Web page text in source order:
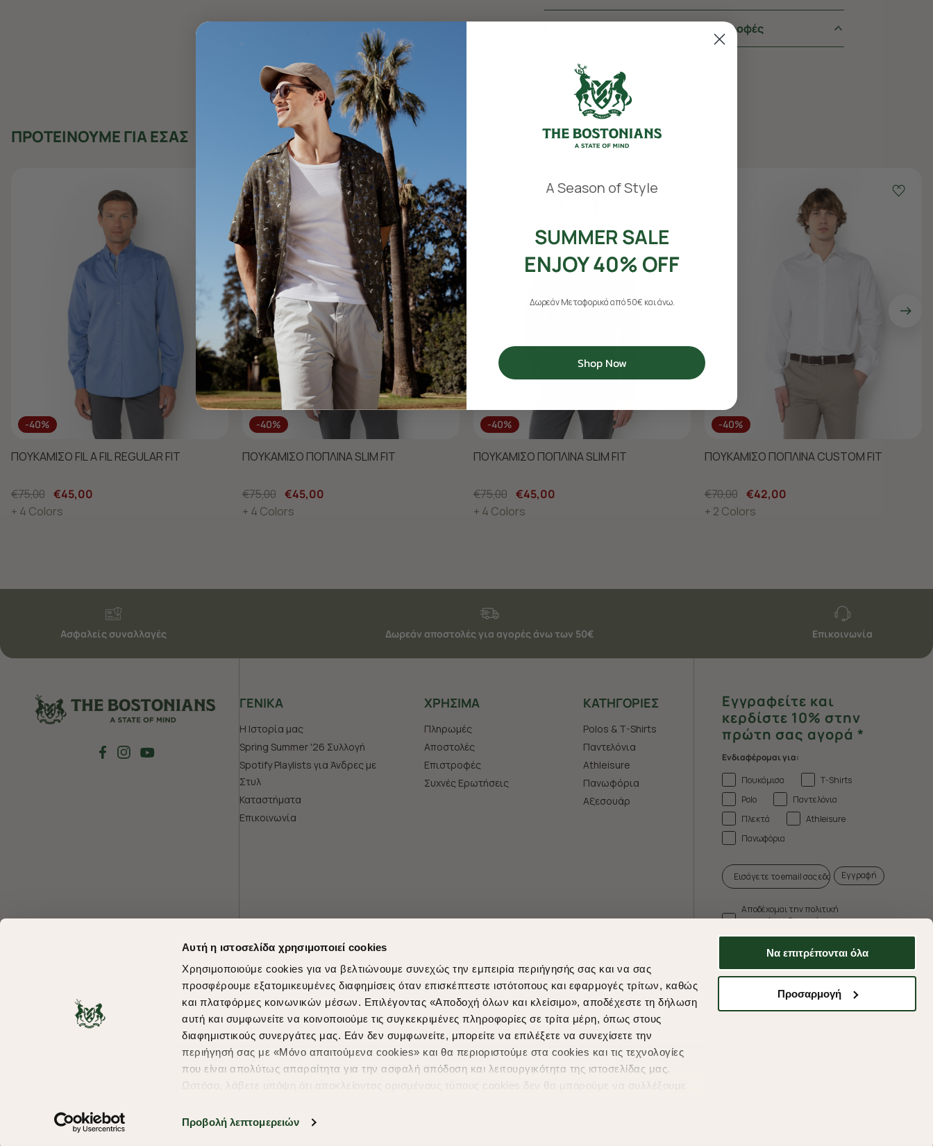
Αυτή η ιστοσελίδα χρησιμοποιεί cookies
Χρησιμοποιούμε cookies για να βελτιώνουμε συνεχώς την εμπειρία περιήγησής σας και να σας
προσφέρουμε εξατομικευμένες διαφημίσεις όταν επισκέπτεστε ιστότοπους και εφαρμογές τρίτων, καθώς
και πλατφόρμες κοινωνικών μέσων. Επιλέγοντας «Αποδοχή όλων και κλείσιμο», αποδέχεστε τη δήλωση
αυτή και συμφωνείτε να κοινοποιούμε τις συγκεκριμένες πληροφορίες σε τρίτα μέρη, όπως στους
διαφημιστικούς συνεργάτες μας. Εάν δεν συμφωνείτε, μπορείτε να επιλέξετε να συνεχίσετε την
περιήγησή σας με «Μόνο απαιτούμενα cookies» και θα περιοριστούμε στα cookies και τις τεχνολογίες
που είναι απολύτως απαραίτητα για την ασφαλή απόδοση και λειτουργικότητα της ιστοσελίδας μας.
Ωστόσο, λάβετε υπόψη ότι αποκλείοντας ορισμένους τύπους cookies δεν θα μπορούμε να συλλέξουμε
υπηρεσίες και διαφημίσεις. Για να προσαρμόσετε τις επιλογές σας ή να ανακαλέσετε τη συγκατάθεσή
Προβολή λεπτομερειών
Να επιτρέπονται όλα
Προσαρμογή
Αποστολές & Επιστροφές
ΠΡΟΤΕΙΝΟΥΜΕ ΓΙΑ ΕΣΑΣ
-40%
ΠΟΥΚΑΜΙΣΟ FIL A FIL REGULAR FIT
€75,00 €45,00
+ 4 Colors
-40%
ΠΟΥΚΑΜΙΣΟ ΠΟΠΛΙΝΑ SLIM FIT
€75,00 €45,00
+ 4 Colors
-40%
ΠΟΥΚΑΜΙΣΟ ΠΟΠΛΙΝΑ SLIM FIT
€75,00 €45,00
+ 4 Colors
-40%
ΠΟΥΚΑΜΙΣΟ ΠΟΠΛΙΝΑ CUSTOM FIT
€70,00 €42,00
+ 2 Colors
Ασφαλείς συναλλαγές Δωρεάν αποστολές για αγορές άνω των 50€ Επικοινωνία
ΓΕΝΙΚΑ
Η Ιστορία μας
Spring Summer '26 Συλλογή
Spotify Playlists για Άνδρες με
Στυλ
Καταστήματα
Επικοινωνία
ΧΡHΣΙΜΑ
Πληρωμές
Αποστολές
Επιστροφές
Συχνές Ερωτήσεις
ΚΑΤΗΓΟΡΙΕΣ
Polos & T-Shirts
Παντελόνια
Athleisure
Πανωφόρια
Aξεσουάρ
Εγγραφείτε και
κερδίστε 10% στην
πρώτη σας αγορά *
Ενδιαφέρομαι για:
Πουκάμισα
T-Shirts
Polo
Παντελόνια
Πλεκτά
Athleisure
Πανωφόρια
Εγγραφή
Αποδέχομαι την πολιτική
απορρήτου & τους όρους
* Δεν συνδυάζεται με άλλες προωθητικές
ενέργειες.
Shopping in secure with Shipping Methods
A Season of Style
SUMMER SALE
ENJOY 40% OFF
Δωρεάν Μεταφορικά από 50€ και άνω.
Shop Now